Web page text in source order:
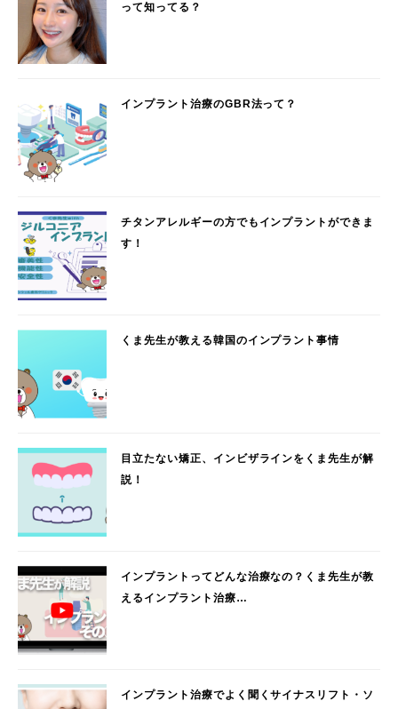
って知ってる？
インプラント治療のGBR法って？
チタンアレルギーの方でもインプラントができま
す！
くま先生が教える韓国のインプラント事情
目立たない矯正、インビザラインをくま先生が解
説！
インプラントってどんな治療なの？くま先生が教
えるインプラント治療…
インプラント治療でよく聞くサイナスリフト・ソ